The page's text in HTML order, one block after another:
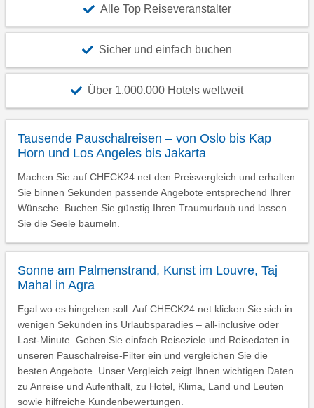
Alle Top Reiseveranstalter
Sicher und einfach buchen
Über 1.000.000 Hotels weltweit
Tausende Pauschalreisen – von Oslo bis Kap
Horn und Los Angeles bis Jakarta
Machen Sie auf CHECK24.net den Preisvergleich und erhalten
Sie binnen Sekunden passende Angebote entsprechend Ihrer
Wünsche. Buchen Sie günstig Ihren Traumurlaub und lassen
Sie die Seele baumeln.
Sonne am Palmenstrand, Kunst im Louvre, Taj
Mahal in Agra
Egal wo es hingehen soll: Auf CHECK24.net klicken Sie sich in
wenigen Sekunden ins Urlaubsparadies – all-inclusive oder
Last-Minute. Geben Sie einfach Reiseziele und Reisedaten in
unseren Pauschalreise-Filter ein und vergleichen Sie die
besten Angebote. Unser Vergleich zeigt Ihnen wichtigen Daten
zu Anreise und Aufenthalt, zu Hotel, Klima, Land und Leuten
sowie hilfreiche Kundenbewertungen.